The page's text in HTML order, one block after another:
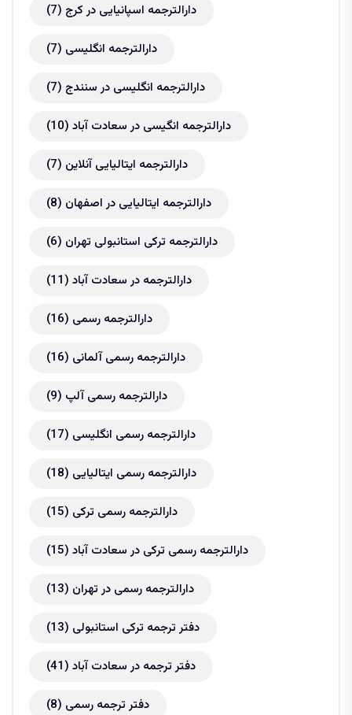
دارالترجمه اسپانیایی در کرج (7)
دارالترجمه انگلیسی (7)
دارالترجمه انگلیسی در سنندج (7)
دارالترجمه انگیسی در سعادت آباد (10)
دارالترجمه ایتالیایی آنلاین (7)
دارالترجمه ایتالیایی در اصفهان (8)
دارالترجمه ترکی استانبولی تهران (6)
دارالترجمه در سعادت آباد (11)
دارالترجمه رسمی (16)
دارالترجمه رسمی آلمانی (16)
دارالترجمه رسمی آلپ (9)
دارالترجمه رسمی انگلیسی (17)
دارالترجمه رسمی ایتالیایی (18)
دارالترجمه رسمی ترکی (15)
دارالترجمه رسمی ترکی در سعادت آباد (15)
دارالترجمه رسمی در تهران (13)
دفتر ترجمه ترکی استانبولی (13)
دفتر ترجمه در سعادت آباد (41)
دفتر ترجمه رسمی (8)